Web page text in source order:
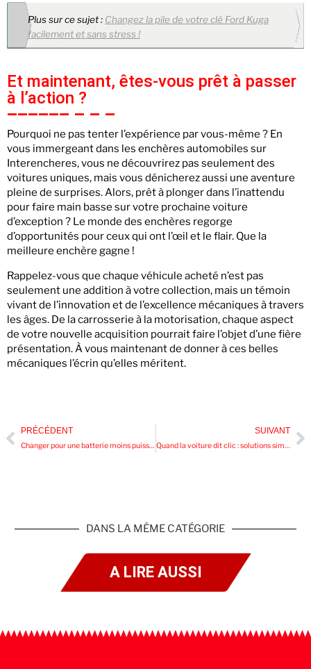
Plus sur ce sujet : Changez la pile de votre clé Ford Kuga
facilement et sans stress !
Et maintenant, êtes-vous prêt à passer
à l’action ?
Pourquoi ne pas tenter l’expérience par vous-même ? En
vous immergeant dans les enchères automobiles sur
Interencheres, vous ne découvrirez pas seulement des
voitures uniques, mais vous dénicherez aussi une aventure
pleine de surprises. Alors, prêt à plonger dans l’inattendu
pour faire main basse sur votre prochaine voiture
d’exception ? Le monde des enchères regorge
d’opportunités pour ceux qui ont l’œil et le flair. Que la
meilleure enchère gagne !
Rappelez-vous que chaque véhicule acheté n’est pas
seulement une addition à votre collection, mais un témoin
vivant de l’innovation et de l’excellence mécaniques à travers
les âges. De la carrosserie à la motorisation, chaque aspect
de votre nouvelle acquisition pourrait faire l’objet d’une fière
présentation. À vous maintenant de donner à ces belles
mécaniques l’écrin qu’elles méritent.
PRÉCÉDENT
Changer pour une batterie moins puissante : risques et impacts inattendus
SUIVANT
Quand la voiture dit clic : solutions simples pour repartir sans stress
DANS LA MÊME CATÉGORIE
A LIRE AUSSI